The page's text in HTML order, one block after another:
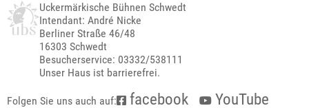
Uckermärkische Bühnen Schwedt
Intendant: André Nicke
Berliner Straße 46/48
16303 Schwedt
Besucherservice: 03332/538111
Unser Haus ist barrierefrei.
Folgen Sie uns auch auf: facebook
YouTube